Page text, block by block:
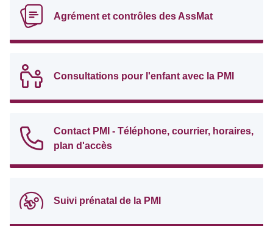
Agrément et contrôles des AssMat
Consultations pour l'enfant avec la PMI
Contact PMI - Téléphone, courrier, horaires,
plan d'accès
Suivi prénatal de la PMI